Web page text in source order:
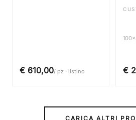
€ 610,00/ pz · listino €
CARICA ALTRI